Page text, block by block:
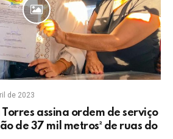
de 2023
assina ordem de serviço
de 37 mil metros² de ruas do